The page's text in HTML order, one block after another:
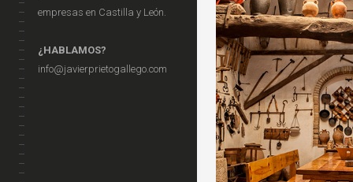
empresas en Castilla y León.
¿HABLAMOS?
info@javierprietogallego.com